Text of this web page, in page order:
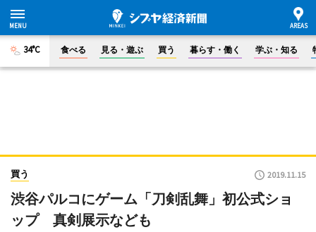
34°C 食べる 見る・遊ぶ 買う 暮らす・働く 学ぶ・知る
買う 2019.11.15
渋谷パルコにゲーム「刀剣乱舞」初公式ショ
ップ 真剣展示なども